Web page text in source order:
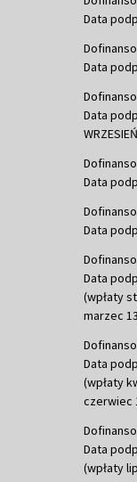
Data
Data
Data
Data
Data
Data
(wpłaty
marzec
Data
(wpłaty
czerwiec
Data
(wpłaty